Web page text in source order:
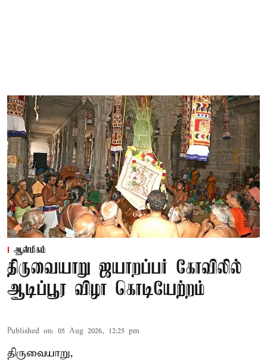
ஆன்மிகம்
திருவையாறு ஜயாறப்பர் கோவிலில்
ஆடிப்பூர விழா கொடியேற்றம்
Published on: 05 Aug 2026, 12:25 pm
திருவையாறு,